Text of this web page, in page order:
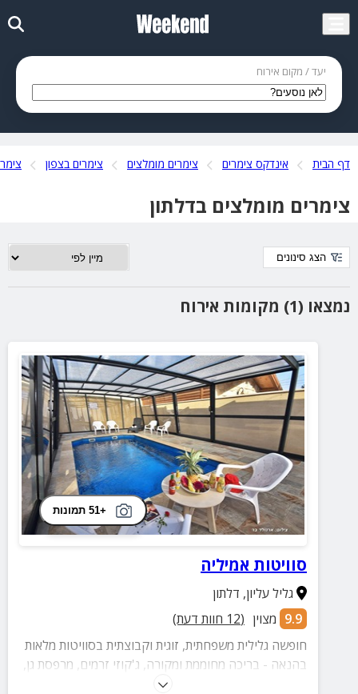
יעד / מקום אירוח
דף הבית אינדקס צימרים צימרים מומלצים צימרים בצפון
צימרים מומלצים בדלתון
נמצאו (1) מקומות אירוח
הצג סינונים
+51 תמונות
סוויטות אמיליה
גליל עליון, דלתון
9.9 מצוין (
12 חוות דעת)
חופשה גלילית משפחתית, זוגית וקבוצתית בסוויטות מלאות
בהנאה - בריכה מחוממת ומקורה, ג'קוזי זרמים, מרפסת גן,
פינת ברביקיו, פינג פונג ושלל פינוקים נוספים.